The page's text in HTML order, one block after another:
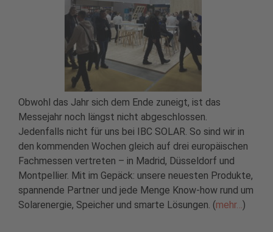
Obwohl das Jahr sich dem Ende zuneigt, ist das
Messejahr noch längst nicht abgeschlossen.
Jedenfalls nicht für uns bei IBC SOLAR. So sind wir in
den kommenden Wochen gleich auf drei europäischen
Fachmessen vertreten – in Madrid, Düsseldorf und
Montpellier. Mit im Gepäck: unsere neuesten Produkte,
spannende Partner und jede Menge Know-how rund um
Solarenergie, Speicher und smarte Lösungen. (mehr…)